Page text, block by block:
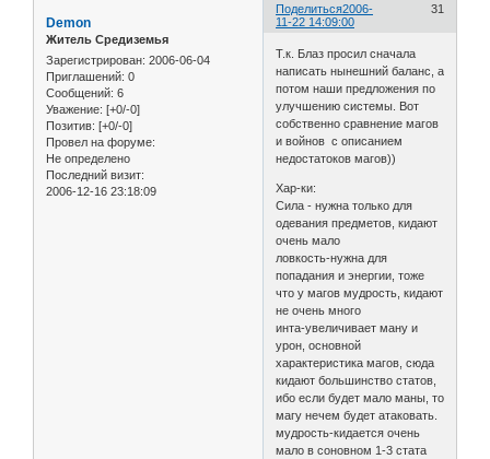
Поделиться 31
2006-
11-22 14:09:00
Demon
Житель Средиземья
Зарегистрирован: 2006-06-04
Приглашений: 0
Сообщений: 6
Уважение: [+0/-0]
Позитив: [+0/-0]
Провел на форуме:
Не определено
Последний визит:
2006-12-16 23:18:09
Т.к. Блаз просил сначала
написать нынешний баланс, а
потом наши предложения по
улучшению системы. Вот
собственно сравнение магов
и войнов с описанием
недостатоков магов))
Хар-ки:
Сила - нужна только для
одевания предметов, кидают
очень мало
ловкость-нужна для
попадания и энергии, тоже
что у магов мудрость, кидают
не очень много
инта-увеличивает ману и
урон, основной
характеристика магов, сюда
кидают большинство статов,
ибо если будет мало маны, то
магу нечем будет атаковать.
мудрость-кидается очень
мало в соновном 1-3 стата